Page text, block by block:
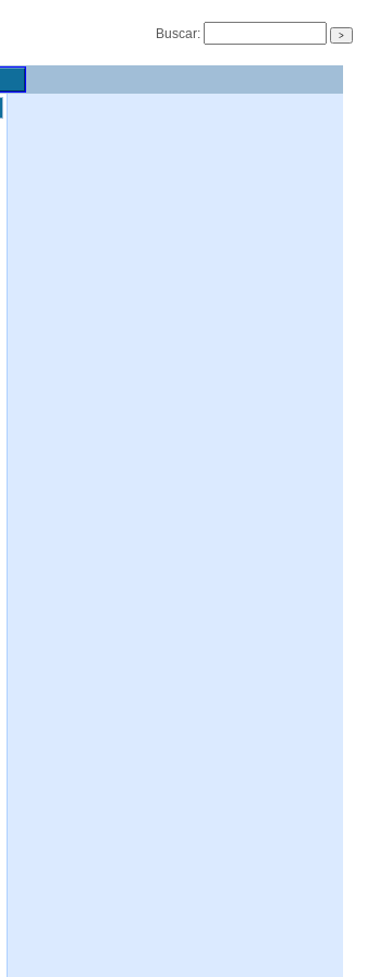
Buscar: